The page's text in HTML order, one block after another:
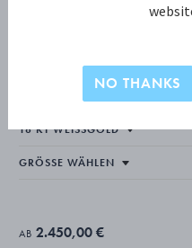
MAGIC Ring
AB 2.450,00 €
NO THANKS